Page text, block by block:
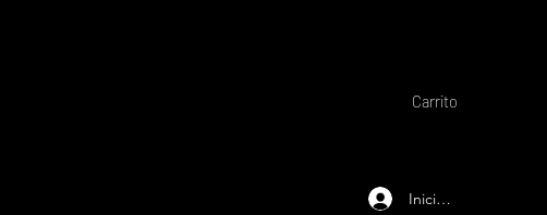
Carrito
Iniciar sesión